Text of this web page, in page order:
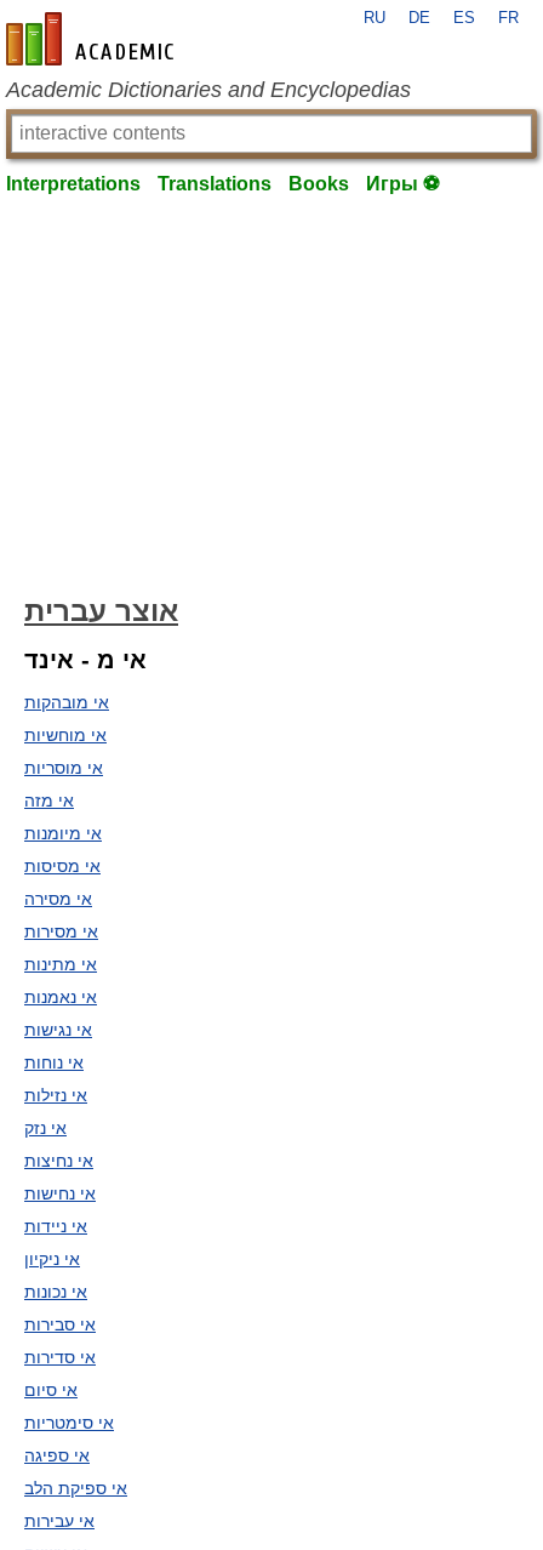
en-academic.com
RU DE ES FR
Academic Dictionaries and Encyclopedias
Interpretations Translations Books Игры ⚽
אוצר עברית
אי מ - אינד
אי מובהקות
אי מוחשיות
אי מוסריות
אי מזה
אי מיומנות
אי מסיסות
אי מסירה
אי מסירות
אי מתינות
אי נאמנות
אי נגישות
אי נוחות
אי נזילות
אי נזק
אי נחיצות
אי נחישות
אי ניידות
אי ניקיון
אי נכונות
אי סבירות
אי סדירות
אי סיום
אי סימטריות
אי ספיגה
אי ספיקת הלב
אי עבירות